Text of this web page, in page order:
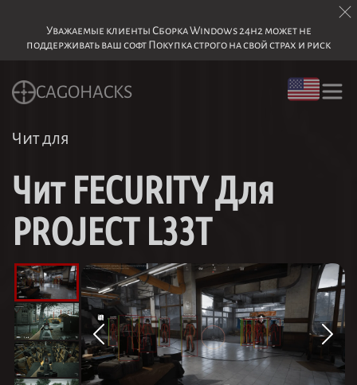
Уважаемые клиенты Сборка Windows 24h2 может не
поддерживать ваш софт Покупка строго на свой страх и риск
CAGOHACKS
Чит для
Чит FECURITY Для
PROJECT L33T